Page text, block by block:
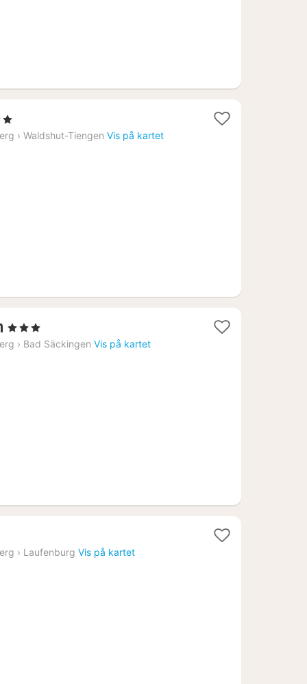
› Waldshut-Tiengen Vis på kartet
1
natt
, 3 Stjerner
› Bad Säckingen Vis på kartet
› Laufenburg Vis på kartet